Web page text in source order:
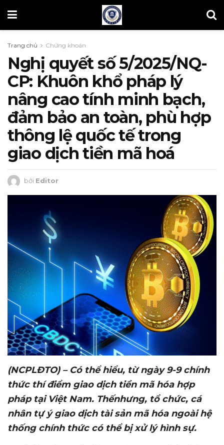
Trang chủ Chứng khoán
Nghị quyết số 5/2025/NQ-
CP: Khuôn khổ pháp lý
nâng cao tính minh bạch,
đảm bảo an toàn, phù hợp
thông lệ quốc tế trong
giao dịch tiền mã hoá
bởi Editor
(NCPLĐTO) – Cóthể hiểu, từ ngày 9-9 chính
thức thí điểm giao dịch tiền mã hóa hợp
pháp tại Việt Nam. Thếnhưng, tổ chức, cá
nhân tự ý giao dịch tài sản mã hóa ngoài hệ
thống chính thức có thể bị xử lý hình sự.